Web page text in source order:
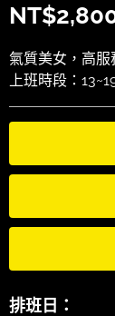
NT$
氣質美女，高服
上班時段：
排班日：